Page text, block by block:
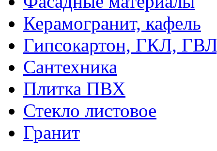
Керамогранит, кафель
Гипсокартон, ГКЛ,
Сантехника
Плитка ПВХ
Стекло листовое
Гранит